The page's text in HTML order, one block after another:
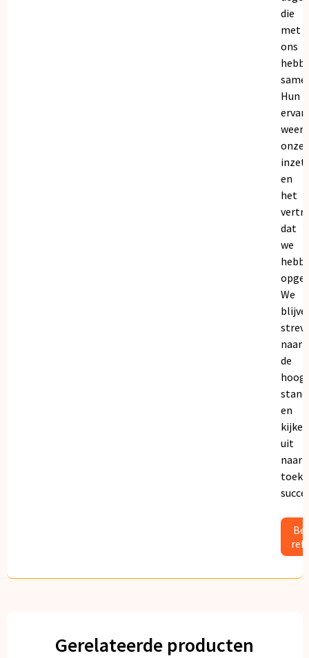
die
met
ons
Hun
onze
inzet
en
het
dat
we
We
naar
de
en
kijken
uit
naar
Gerelateerde producten